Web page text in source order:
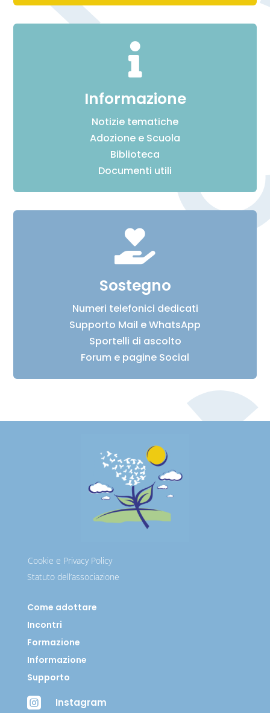

Informazione
Notizie tematiche
Adozione e Scuola
Biblioteca
Documenti utili

Sostegno
Numeri telefonici dedicati
Supporto Mail e WhatsApp
Sportelli di ascolto
Forum e pagine Social
Cookie e Privacy Policy
Statuto dell’associazione
Come adottare
Incontri
Formazione
Informazione
Supporto
 Instagram